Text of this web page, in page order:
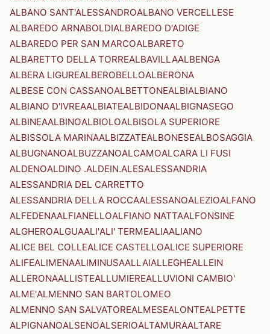
ALBANO SANT'ALESSANDROALBANO VERCELLESE
ALBAREDO ARNABOLDIALBAREDO D'ADIGE
ALBAREDO PER SAN MARCOALBARETO
ALBARETTO DELLA TORREALBAVILLAALBENGA
ALBERA LIGUREALBEROBELLOALBERONA
ALBESE CON CASSANOALBETTONEALBIALBIANO
ALBIANO D'IVREAALBIATEALBIDONAALBIGNASEGO
ALBINEAALBINOALBIOLOALBISOLA SUPERIORE
ALBISSOLA MARINAALBIZZATEALBONESEALBOSAGGIA
ALBUGNANOALBUZZANOALCAMOALCARA LI FUSI
ALDENOALDINO .ALDEIN.ALESALESSANDRIA
ALESSANDRIA DEL CARRETTO
ALESSANDRIA DELLA ROCCAALESSANOALEZIOALFANO
ALFEDENAALFIANELLOALFIANO NATTAALFONSINE
ALGHEROALGUAALI'ALI' TERMEALIAALIANO
ALICE BEL COLLEALICE CASTELLOALICE SUPERIORE
ALIFEALIMENAALIMINUSAALLAIALLEGHEALLEIN
ALLERONAALLISTEALLUMIEREALLUVIONI CAMBIO'
ALME'ALMENNO SAN BARTOLOMEO
ALMENNO SAN SALVATOREALMESEALONTEALPETTE
ALPIGNANOALSENOALSERIOALTAMURAALTARE